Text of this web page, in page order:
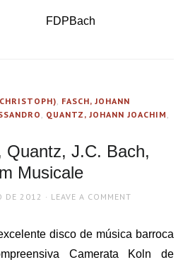
FDPBach
, FASCH, JOHANN
, QUANTZ, JOHANN JOACHIM ,
Quantz, J.C. Bach,
Musicale
DE 2012 LEAVE A COMMENT
disco de música barroca
Camerata Koln de